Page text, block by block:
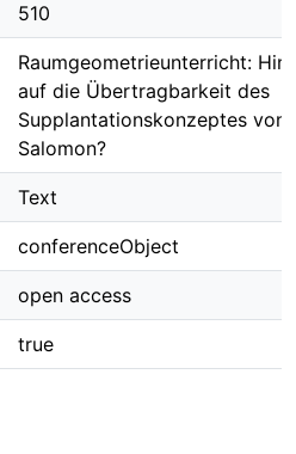
510
Raumgeometrieunterricht:
auf die Übertragbarkeit des
Supplantationskonzeptes von
Salomon?
Text
conferenceObject
open access
true